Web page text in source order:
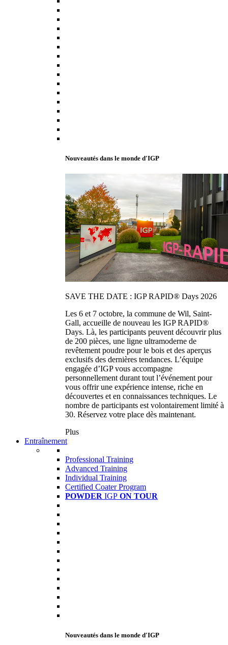
Nouveautés dans le monde d'IGP
SAVE THE DATE : IGP RAPID® Days 2026
Les 6 et 7 octobre, la commune de Wil, Saint-
Gall, accueille de nouveau les IGP RAPID®
Days. Là, les participants peuvent découvrir plus
de 200 pièces, une ligne ultramoderne de
revêtement poudre pour le bois et des aperçus
exclusifs des dernières tendances. L’équipe
engagée d’IGP vous accompagne
personnellement durant tout l’événement pour
vous offrir une expérience intense, riche en
découvertes et en connaissances techniques. Le
nombre de participants est volontairement limité à
30. Réservez votre place dès maintenant.
Plus
Entraînement
Professional Training
Advanced Training
Individual Training
Certified Coater Program
POWDER IGP ON TOUR
Nouveautés dans le monde d'IGP